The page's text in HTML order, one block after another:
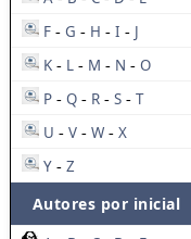
F - G - H - I - J
K - L - M - N - O
P - Q - R - S - T
U - V - W - X
Y - Z
Autores por inicial